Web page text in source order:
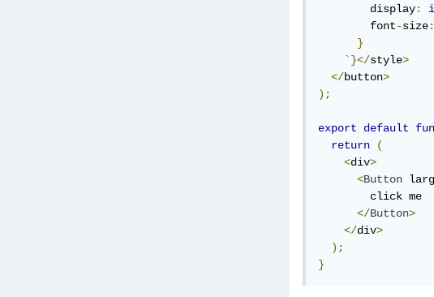
        display
:
        font
-size:
}
`}</style>
</button>
);
export default
return
(
<div>
<Button
        click me
</Button>
</div>
);
}